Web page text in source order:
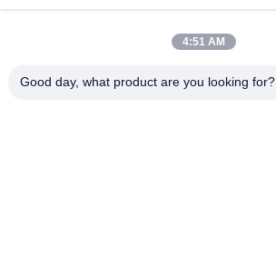
Il nostro indirizzo
zona ad alta tecnologia, Hefei, Anhui, Cina
4:51 AM
Good day, what product are you looking for?